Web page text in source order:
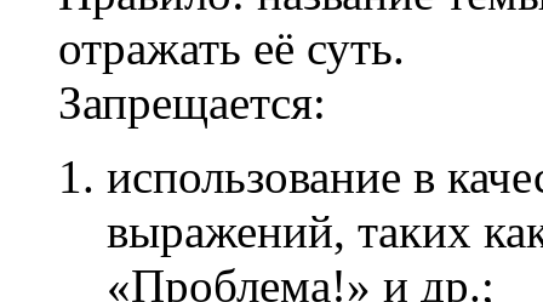
отражать её суть.
Запрещается:
использование в
выражений, таких
«Проблема!» и др.;